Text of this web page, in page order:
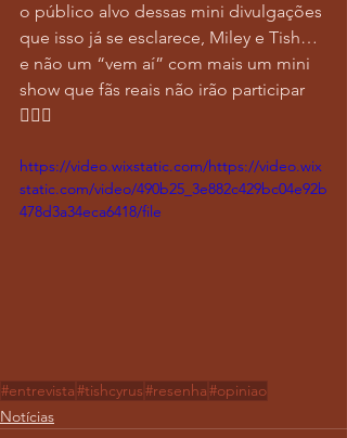
o público alvo dessas mini divulgações
que isso já se esclarece, Miley e Tish…
e não um “vem aí” com mais um mini
show que fãs reais não irão participar
🤷🏻‍♀️
https://video.wixstatic.com/https://video.wix
static.com/video/490b25_3e882c429bc04e92b
478d3a34eca6418/file
#entrevista#tishcyrus#resenha#opiniao
Notícias